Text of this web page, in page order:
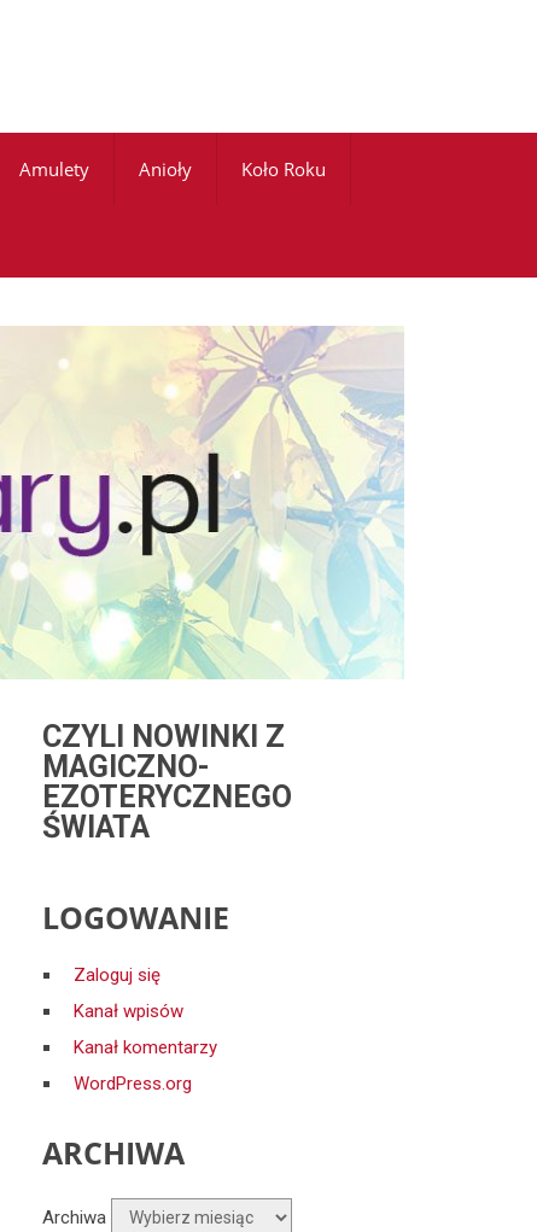
Amulety Anioły Koło Roku
CZYLI NOWINKI Z
MAGICZNO-
EZOTERYCZNEGO
ŚWIATA
LOGOWANIE
Zaloguj się
Kanał wpisów
Kanał komentarzy
WordPress.org
ARCHIWA
Archiwa